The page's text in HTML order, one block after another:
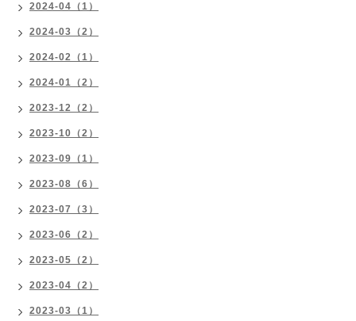
2024-04（1）
2024-03（2）
2024-02（1）
2024-01（2）
2023-12（2）
2023-10（2）
2023-09（1）
2023-08（6）
2023-07（3）
2023-06（2）
2023-05（2）
2023-04（2）
2023-03（1）